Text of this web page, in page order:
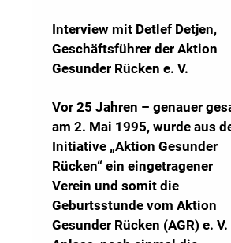
Interview mit Detlef Detjen,
Geschäftsführer der Aktion
Gesunder Rücken e. V.
Vor 25 Jahren – genauer
am 2. Mai 1995, wurde aus
Initiative „Aktion Gesunder
Rücken“ ein eingetragener
Verein und somit die
Geburtsstunde vom Aktion
Gesunder Rücken (AGR) e. V.